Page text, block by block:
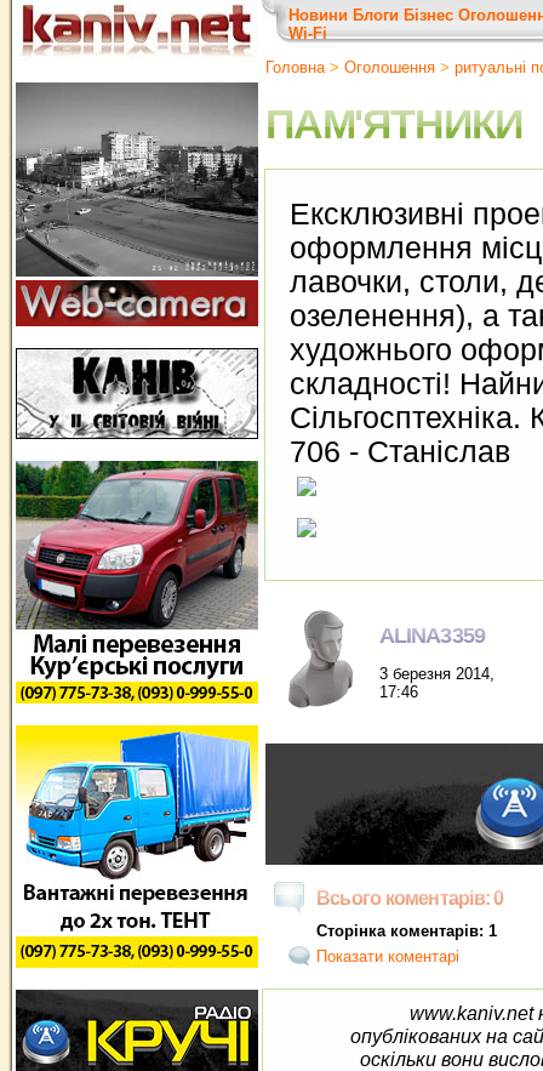
Новини Блоги Бізнес
Wi-Fi
Головна> Оголошення > ритуальні
ПАМ'ЯТНИКИ
Ексклюзивні
оформлення
лавочки, столи,
озеленення), а
художнього
складності!
706 - Станіслав
ALINA3359
3 березня 2014,
17:46
Всього коментарів: 0
Сторінка коментарів: 1
Показати коментарі
www.kaniv.net
опублікованих на
оскільки вони